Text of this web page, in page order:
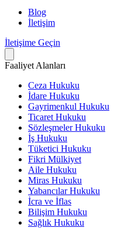
Blog
İletişim
İletişime Geçin
Faaliyet Alanları
Ceza Hukuku
İdare Hukuku
Gayrimenkul Hukuku
Ticaret Hukuku
Sözleşmeler Hukuku
İş Hukuku
Tüketici Hukuku
Fikri Mülkiyet
Aile Hukuku
Miras Hukuku
Yabancılar Hukuku
İcra ve İflas
Bilişim Hukuku
Sağlık Hukuku